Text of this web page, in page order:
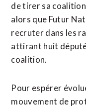
de tirer sa
alors que Futur
recruter dans les
attirant huit
coalition.
Pour espérer
mouvement de